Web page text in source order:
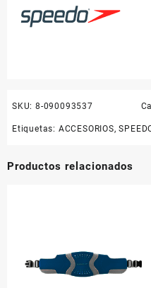
SKU: 8-090093537
Etiquetas: ACCESORIOS,
Productos relacionados